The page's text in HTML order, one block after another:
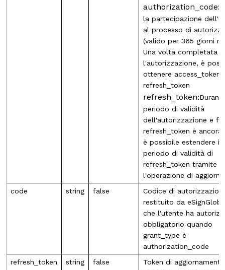
authorization_code:
la partecipazione
al processo di
(valido per 365 giorni
Una volta completata
l'autorizzazione, è
ottenere access_token
refresh_token
refresh_token:
periodo di validità
dell'autorizzazione e
refresh_token è ancora
è possibile estendere il
periodo di validità di
refresh_token tramite
l'operazione di
code
string false
Codice di
restituito da
che l'utente ha
obbligatorio quando
grant_type è
authorization_code
refresh_token
string false
Token di